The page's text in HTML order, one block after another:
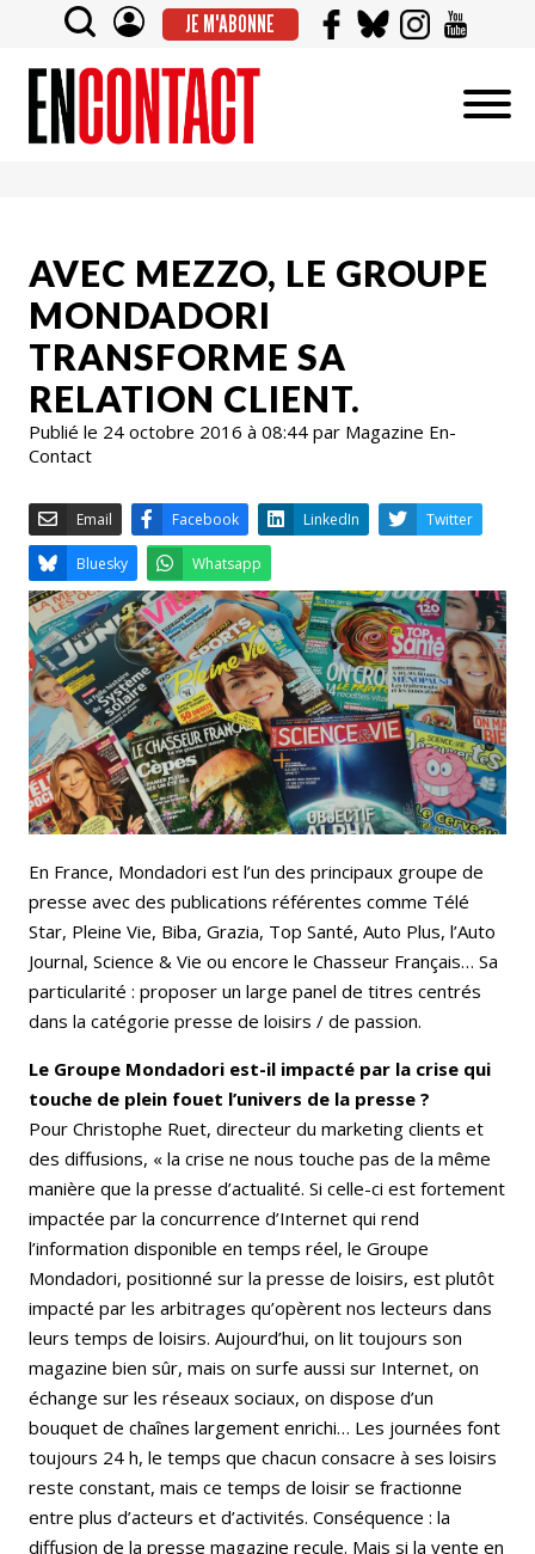
JE M'ABONNE
AVEC MEZZO, LE GROUPE
MONDADORI
TRANSFORME SA
RELATION CLIENT.
Publié le 24 octobre 2016 à 08:44 par Magazine En-
Contact
Email Facebook LinkedIn
Bluesky Whatsapp
En France, Mondadori est l’un des principaux groupe de
presse avec des publications référentes comme Télé
Star, Pleine Vie, Biba, Grazia, Top Santé, Auto Plus, l’Auto
Journal, Science & Vie ou encore le Chasseur Français… Sa
particularité : proposer un large panel de titres centrés
dans la catégorie presse de loisirs / de passion.
Le Groupe Mondadori est-il impacté par la crise qui
touche de plein fouet l’univers de la presse ?
Pour Christophe Ruet, directeur du marketing clients et
des diffusions, « la crise ne nous touche pas de la même
manière que la presse d’actualité. Si celle-ci est fortement
impactée par la concurrence d’Internet qui rend
l’information disponible en temps réel, le Groupe
Mondadori, positionné sur la presse de loisirs, est plutôt
impacté par les arbitrages qu’opèrent nos lecteurs dans
leurs temps de loisirs. Aujourd’hui, on lit toujours son
magazine bien sûr, mais on surfe aussi sur Internet, on
échange sur les réseaux sociaux, on dispose d’un
bouquet de chaînes largement enrichi… Les journées font
toujours 24 h, le temps que chacun consacre à ses loisirs
reste constant, mais ce temps de loisir se fractionne
entre plus d’acteurs et d’activités. Conséquence : la
diffusion de la presse magazine recule. Mais si la vente en